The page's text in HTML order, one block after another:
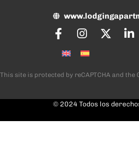
This site is protected by reCAPTCHA and the
© 2024 Todos los